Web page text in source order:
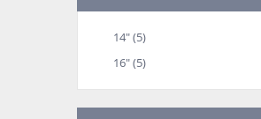
14" (5)
16" (5)